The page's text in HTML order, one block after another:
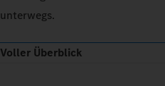
unterwegs.
Voller Überblick